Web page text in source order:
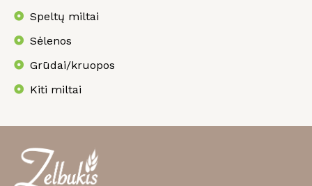
Speltų miltai
Sėlenos
Grūdai/kruopos
Kiti miltai